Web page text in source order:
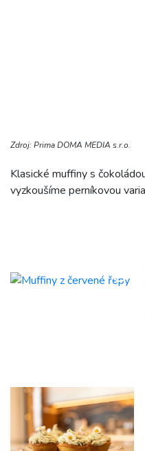
Zdroj: Prima DOMA MEDIA s.r.o.
Klasické muffiny s
vyzkoušíme perníkovou